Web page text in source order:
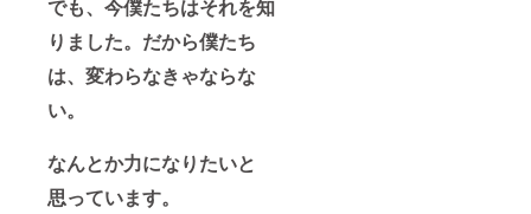
でも、今僕たちはそれを知
りました。だから僕たち
は、変わらなきゃならな
い。
なんとか力になりたいと
思っています。